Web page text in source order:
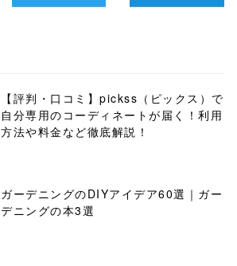
【評判・口コミ】pickss（ピックス）で
自分専用のコーディネートが届く！利用
方法や料金など徹底解説！
ガーデニングのDIYアイデア60選｜ガー
デニングの本3選